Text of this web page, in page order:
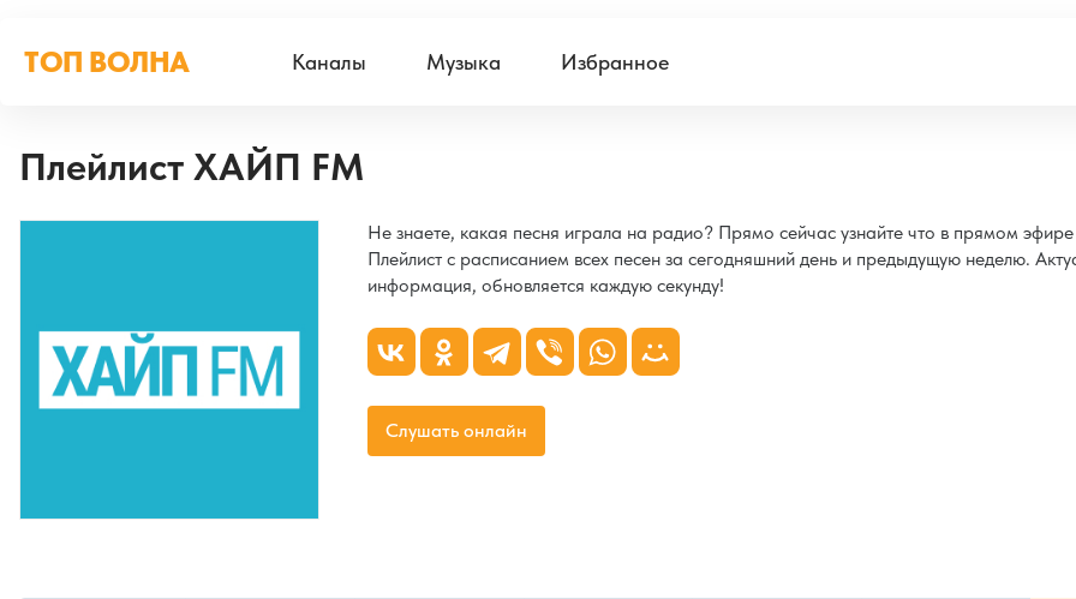
ТОП ВОЛНА Каналы Музыка Избранное
Плейлист ХАЙП FM
Не знаете, какая песня играла на радио? Прямо сейчас узнайте что в прямом эфире
Плейлист с расписанием всех песен за сегодняшний день и предыдущую неделю.
информация, обновляется каждую секунду!
Слушать онлайн